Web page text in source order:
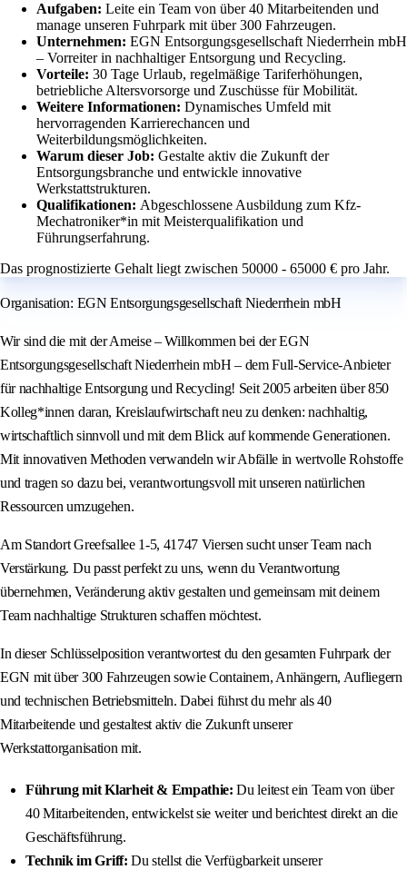
Aufgaben: Leite ein Team von über 40 Mitarbeitenden und
manage unseren Fuhrpark mit über 300 Fahrzeugen.
Unternehmen: EGN Entsorgungsgesellschaft Niederrhein mbH
– Vorreiter in nachhaltiger Entsorgung und Recycling.
Vorteile: 30 Tage Urlaub, regelmäßige Tariferhöhungen,
betriebliche Altersvorsorge und Zuschüsse für Mobilität.
Weitere Informationen: Dynamisches Umfeld mit
hervorragenden Karrierechancen und
Weiterbildungsmöglichkeiten.
Warum dieser Job: Gestalte aktiv die Zukunft der
Entsorgungsbranche und entwickle innovative
Werkstattstrukturen.
Qualifikationen: Abgeschlossene Ausbildung zum Kfz-
Mechatroniker*in mit Meisterqualifikation und
Führungserfahrung.
Das prognostizierte Gehalt liegt zwischen 50000 - 65000 € pro Jahr.
Organisation: EGN Entsorgungsgesellschaft Niederrhein mbH
Wir sind die mit der Ameise – Willkommen bei der EGN
Entsorgungsgesellschaft Niederrhein mbH – dem Full-Service-Anbieter
für nachhaltige Entsorgung und Recycling! Seit 2005 arbeiten über 850
Kolleg*innen daran, Kreislaufwirtschaft neu zu denken: nachhaltig,
wirtschaftlich sinnvoll und mit dem Blick auf kommende Generationen.
Mit innovativen Methoden verwandeln wir Abfälle in wertvolle Rohstoffe
und tragen so dazu bei, verantwortungsvoll mit unseren natürlichen
Ressourcen umzugehen.
Am Standort Greefsallee 1-5, 41747 Viersen sucht unser Team nach
Verstärkung. Du passt perfekt zu uns, wenn du Verantwortung
übernehmen, Veränderung aktiv gestalten und gemeinsam mit deinem
Team nachhaltige Strukturen schaffen möchtest.
In dieser Schlüsselposition verantwortest du den gesamten Fuhrpark der
EGN mit über 300 Fahrzeugen sowie Containern, Anhängern, Aufliegern
und technischen Betriebsmitteln. Dabei führst du mehr als 40
Mitarbeitende und gestaltest aktiv die Zukunft unserer
Werkstattorganisation mit.
Führung mit Klarheit & Empathie: Du leitest ein Team von über
40 Mitarbeitenden, entwickelst sie weiter und berichtest direkt an die
Geschäftsführung.
Technik im Griff: Du stellst die Verfügbarkeit unserer